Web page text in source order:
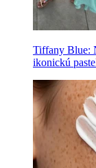
Tiffany Blue:
ikonickú